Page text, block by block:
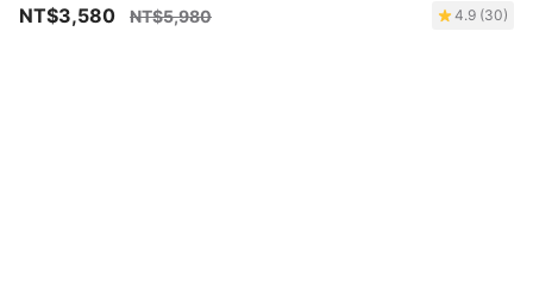
NT$3,580 NT$5,980 4.9 (30)